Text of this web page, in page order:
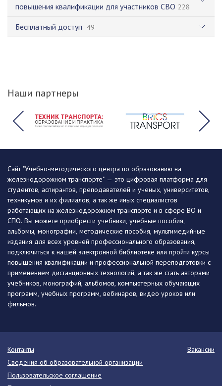
повышения квалификации для участников СВО 228
Бесплатный доступ 49
Наши партнеры
Сайт "Учебно-методического центра по образованию на
железнодорожном транспорте" — это цифровая платформа для
студентов, аспирантов, преподавателей и ученых, университетов,
техникумов и их филиалов, а так же иных специалистов
работающих на железнодорожном транспорте и в сфере ВО и
СПО. Вы можете приобрести учебники, учебные пособия,
альбомы, монографии, методические пособия, мультимедийные
издания для всех уровней профессионального образования,
подключиться к нашей электронной библиотеке или пройти курсы
повышения квалификации и профессиональной переподготовки с
применением дистанционных технологий, а так же стать авторами
учебников, монографий, альбомов, компьютерных обучающих
программ, учебных программ, вебинаров, видео уроков или
фильмов.
Контакты
Вакансии
Сведения об образовательной организации
Пользовательское соглашение